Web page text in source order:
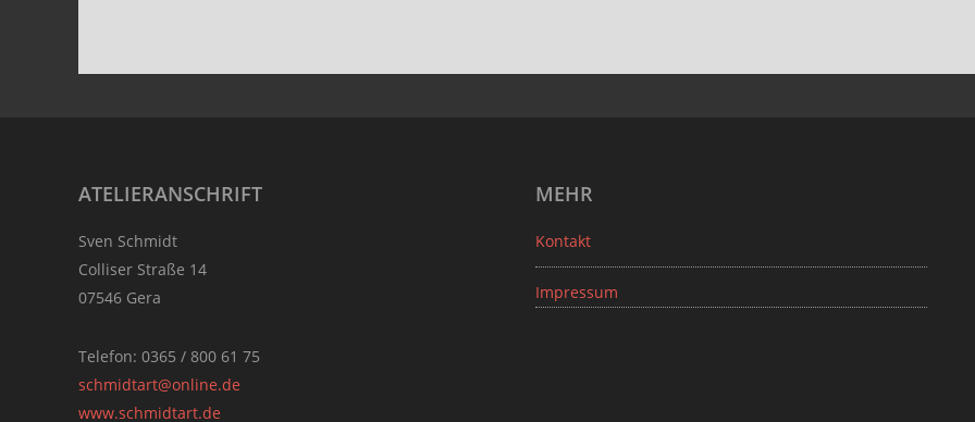
FooterATELIERANSCHRIFT
Sven Schmidt
Colliser Straße 14
07546 Gera
Telefon: 0365 / 800 61 75
schmidtart@online.de
www.schmidtart.de
MEHR
Kontakt
Impressum